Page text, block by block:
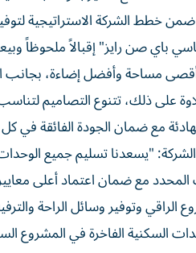
ضمن خطط الشركة الاستراتيجية
باي صن رايز" إقبالاً ملحوظاً
أقصى مساحة وأفضل إضاءة،
على ذلك، تتنوع التصاميم
مع ضمان الجودة الفائقة في
"يسعدنا تسليم جميع الوحدات
مع ضمان اعتماد أعلى
الراقي وتوفير وسائل الراحة
السكنية الفاخرة في المشروع